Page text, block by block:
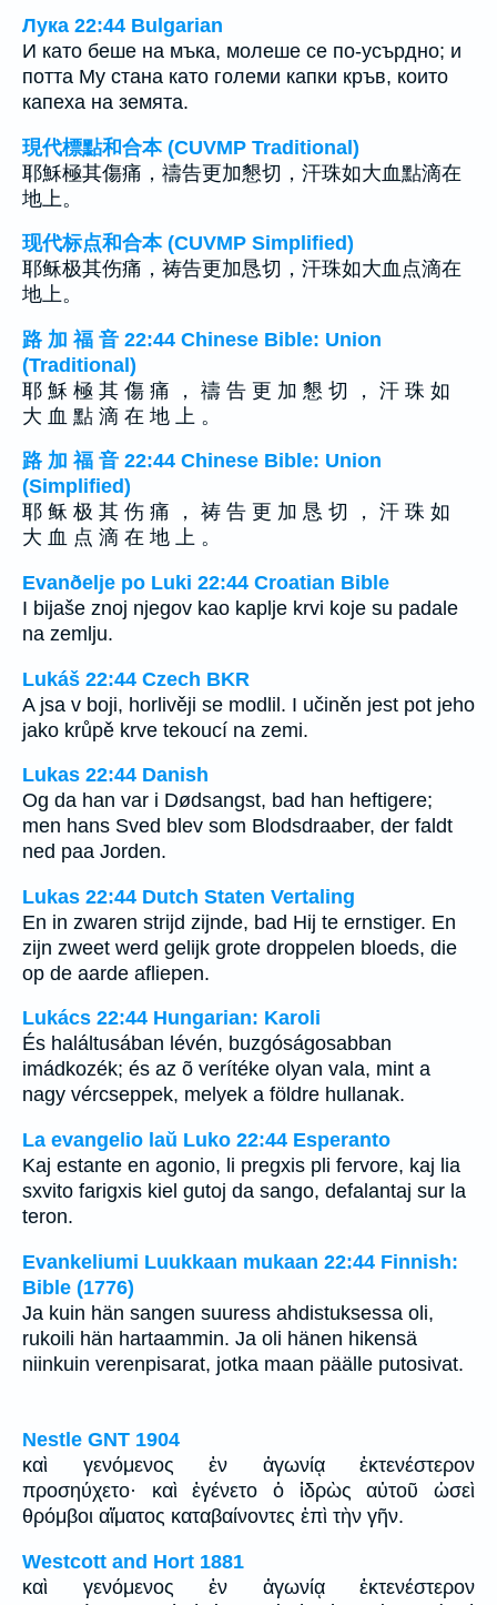
Лука 22:44 Bulgarian
И като беше на мъка, молеше се по-усърдно; и
потта Му стана като големи капки кръв, които
капеха на земята.
現代標點和合本 (CUVMP Traditional)
耶穌極其傷痛，禱告更加懇切，汗珠如大血點滴在
地上。
现代标点和合本 (CUVMP Simplified)
耶稣极其伤痛，祷告更加恳切，汗珠如大血点滴在
地上。
路 加 福 音 22:44 Chinese Bible: Union
(Traditional)
耶 穌 極 其 傷 痛 ， 禱 告 更 加 懇 切 ， 汗 珠 如
大 血 點 滴 在 地 上 。
路 加 福 音 22:44 Chinese Bible: Union
(Simplified)
耶 稣 极 其 伤 痛 ， 祷 告 更 加 恳 切 ， 汗 珠 如
大 血 点 滴 在 地 上 。
Evanðelje po Luki 22:44 Croatian Bible
I bijaše znoj njegov kao kaplje krvi koje su padale
na zemlju.
Lukáš 22:44 Czech BKR
A jsa v boji, horlivěji se modlil. I učiněn jest pot jeho
jako krůpě krve tekoucí na zemi.
Lukas 22:44 Danish
Og da han var i Dødsangst, bad han heftigere;
men hans Sved blev som Blodsdraaber, der faldt
ned paa Jorden.
Lukas 22:44 Dutch Staten Vertaling
En in zwaren strijd zijnde, bad Hij te ernstiger. En
zijn zweet werd gelijk grote droppelen bloeds, die
op de aarde afliepen.
Lukács 22:44 Hungarian: Karoli
És haláltusában lévén, buzgóságosabban
imádkozék; és az õ verítéke olyan vala, mint a
nagy vércseppek, melyek a földre hullanak.
La evangelio laŭ Luko 22:44 Esperanto
Kaj estante en agonio, li pregxis pli fervore, kaj lia
sxvito farigxis kiel gutoj da sango, defalantaj sur la
teron.
Evankeliumi Luukkaan mukaan 22:44 Finnish:
Bible (1776)
Ja kuin hän sangen suuress ahdistuksessa oli,
rukoili hän hartaammin. Ja oli hänen hikensä
niinkuin verenpisarat, jotka maan päälle putosivat.
Nestle GNT 1904
καὶ γενόμενος ἐν ἀγωνίᾳ ἐκτενέστερον
προσηύχετο· καὶ ἐγένετο ὁ ἱδρὼς αὐτοῦ ὡσεὶ
θρόμβοι αἵματος καταβαίνοντες ἐπὶ τὴν γῆν.
Westcott and Hort 1881
καὶ γενόμενος ἐν ἀγωνίᾳ ἐκτενέστερον